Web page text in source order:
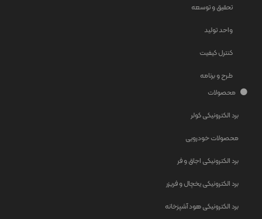
تحقیق و توسعه
واحد تولید
کنترل کیفیت
طرح و برنامه
محصولات
برد الکترونیکی کولر
محصولات خودرویی
برد الکترونیکی اجاق و فر
برد الکترونیکی یخچال و فریزر
برد الکترونیکی هود آشپزخانه